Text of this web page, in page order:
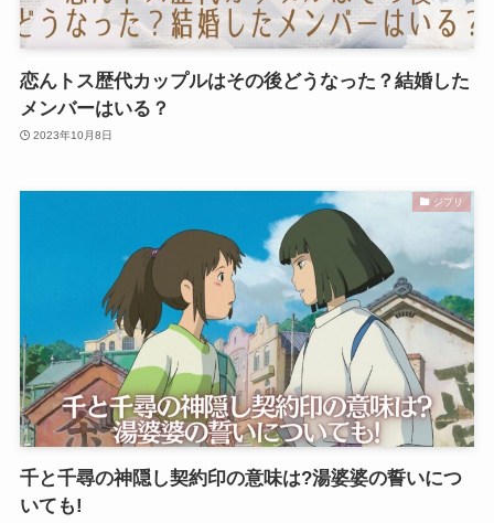
恋んトス歴代カップルはその後どうなった？結婚した
メンバーはいる？
2023年10月8日
ジブリ
千と千尋の神隠し契約印の意味は?湯婆婆の誓いにつ
いても!